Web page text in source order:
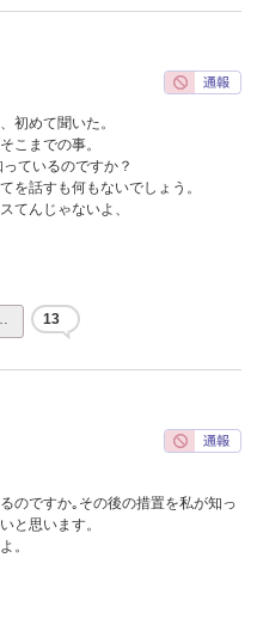
初めて聞いた。
こまでの事。
ているのですか？
を話すも何もないでしょう。
てんじゃないよ、
13
のですか｡その後の措置を私が知っ
と思います。
。